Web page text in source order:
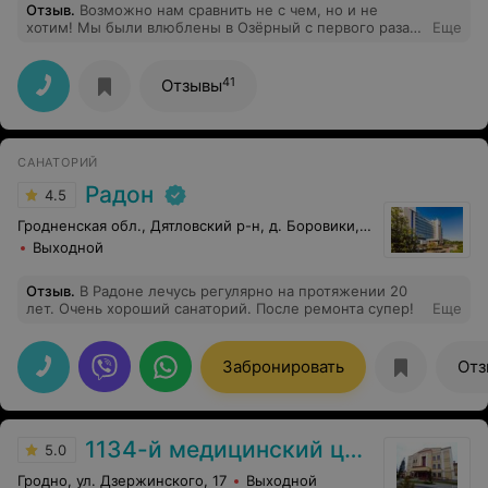
Отзыв. Возможно нам сравнить не с чем, но и не
хотим! Мы были влюблены в Озёрный с первого раза и
упомянуть всех-всех. Начиная от поста охраны,
официантов, горнечных, администраторов и т. д.,
вежливые, улыбчивые. Поварам огромное спасибо,
всегда очень все вкусно! Медицинский персонал
всегда тактичен, все девочки медсестры отзывчивые и
каникул для детей просто счастье быть в санатории.
Развлечения, Аквапарк..... Уже многие наши друзья по
нашей наводке приезжали сюда и все в восторге.
Спасибо администрации, ведь благодаря вам создан
этот великолепный сервис! Озёрный - любовь
навсегда!)
Еще
Отзывы41
САНАТОРИЙ
4.5 Радон
Гродненская обл., Дятловский р-н, д. Боровики, 10
Выходной
Отзыв. В Радоне лечусь регулярно на протяжении 20
лет. Очень хороший санаторий. После ремонта супер!
Еще
Забронировать
5.0 1134-й медицинский центр ВС РБ
Гродно, ул. Дзержинского, 17 Выходной